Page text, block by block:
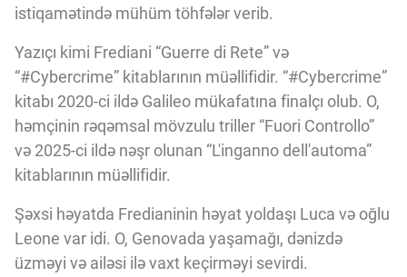
istiqamətində mühüm töhfələr verib.
Yazıçı kimi Frediani “Guerre di Rete” və
“#Cybercrime” kitablarının müəllifidir. “#Cybercrime”
kitabı 2020-ci ildə Galileo mükafatına finalçı olub. O,
həmçinin rəqəmsal mövzulu triller “Fuori Controllo”
və 2025-ci ildə nəşr olunan “L'inganno dell'automa”
kitablarının müəllifidir.
Şəxsi həyatda Fredianinin həyat yoldaşı Luca və oğlu
Leone var idi. O, Genovada yaşamağı, dənizdə
üzməyi və ailəsi ilə vaxt keçirməyi sevirdi.